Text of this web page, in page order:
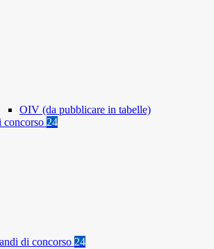
OIV (da pubblicare in tabelle)
concorso 24
di concorso 24